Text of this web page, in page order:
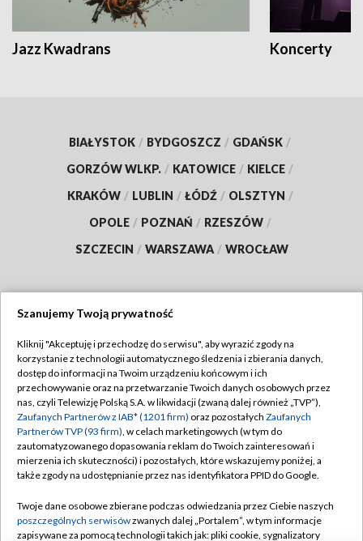
Jazz Kwadrans Koncerty
BIAŁYSTOK / BYDGOSZCZ / GDAŃSK /
GORZÓW WLKP. / KATOWICE / KIELCE /
KRAKÓW / LUBLIN / ŁÓDŹ / OLSZTYN /
OPOLE / POZNAŃ / RZESZÓW /
SZCZECIN / WARSZAWA / WROCŁAW
TVP
Abonament TVP
Emisja w TVP
Centrum informacji TVP
Naziemna Telewizja Cyfrowa
Rada Programowa
Regulamin TVP
Polityka prywatności
Moje zgody
Pomoc
Kontakt
Szanujemy Twoją prywatność
Kliknij "Akceptuję i przechodzę do serwisu", aby wyrazić zgody na
korzystanie z technologii automatycznego śledzenia i zbierania danych,
dostęp do informacji na Twoim urządzeniu końcowym i ich
przechowywanie oraz na przetwarzanie Twoich danych osobowych przez
nas, czyli Telewizję Polską S.A. w likwidacji (zwaną dalej również „TVP”),
Zaufanych Partnerów z IAB* (1201 firm) oraz pozostałych Zaufanych
Partnerów TVP (93 firm), w celach marketingowych (w tym do
zautomatyzowanego dopasowania reklam do Twoich zainteresowań i
mierzenia ich skuteczności) i pozostałych, które wskazujemy poniżej, a
także zgody na udostępnianie przez nas identyfikatora PPID do Google.
Twoje dane osobowe zbierane podczas odwiedzania przez Ciebie naszych
poszczególnych serwisówzwanych dalej „Portalem”, w tym informacje
zapisywane za pomocą technologii takich jak: pliki cookie, sygnalizatory